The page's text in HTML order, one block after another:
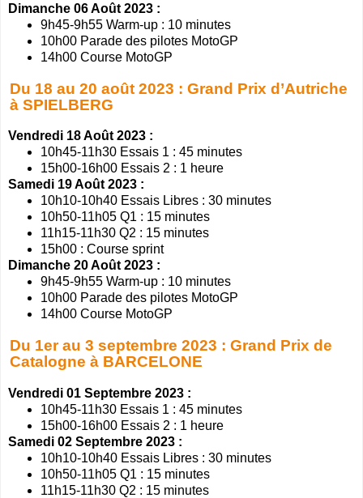
Dimanche 06 Août 2023 :
9h45-9h55 Warm-up : 10 minutes
10h00 Parade des pilotes MotoGP
14h00 Course MotoGP
Du 18 au 20 août 2023 : Grand Prix d’Autriche
à SPIELBERG
Vendredi 18 Août 2023 :
10h45-11h30 Essais 1 : 45 minutes
15h00-16h00 Essais 2 : 1 heure
Samedi 19 Août 2023 :
10h10-10h40 Essais Libres : 30 minutes
10h50-11h05 Q1 : 15 minutes
11h15-11h30 Q2 : 15 minutes
15h00 : Course sprint
Dimanche 20 Août 2023 :
9h45-9h55 Warm-up : 10 minutes
10h00 Parade des pilotes MotoGP
14h00 Course MotoGP
Du 1er au 3 septembre 2023 : Grand Prix de
Catalogne à BARCELONE
Vendredi 01 Septembre 2023 :
10h45-11h30 Essais 1 : 45 minutes
15h00-16h00 Essais 2 : 1 heure
Samedi 02 Septembre 2023 :
10h10-10h40 Essais Libres : 30 minutes
10h50-11h05 Q1 : 15 minutes
11h15-11h30 Q2 : 15 minutes